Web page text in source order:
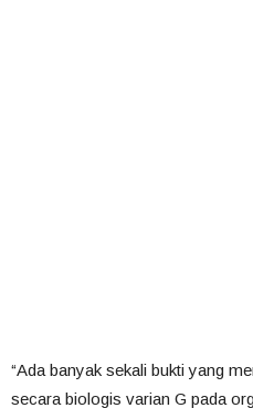
“Ada banyak sekali bukti yang
secara biologis varian G pada